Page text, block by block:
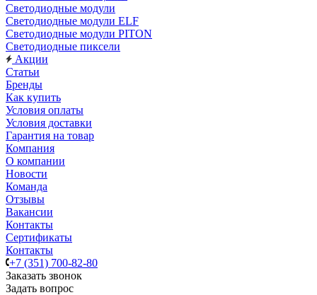
Светодиодные модули
Светодиодные модули ELF
Светодиодные модули PITON
Светодиодные пиксели
Акции
Статьи
Бренды
Как купить
Условия оплаты
Условия доставки
Гарантия на товар
Компания
О компании
Новости
Команда
Отзывы
Вакансии
Контакты
Сертификаты
Контакты
+7 (351) 700-82-80
Заказать звонок
Задать вопрос